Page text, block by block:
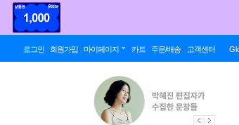
로그인 회원가입 마이페이지 카트 주문/배송 고객센터